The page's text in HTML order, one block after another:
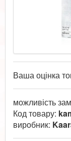
Ваша оцінка
можливість
Код товару:
виробник: